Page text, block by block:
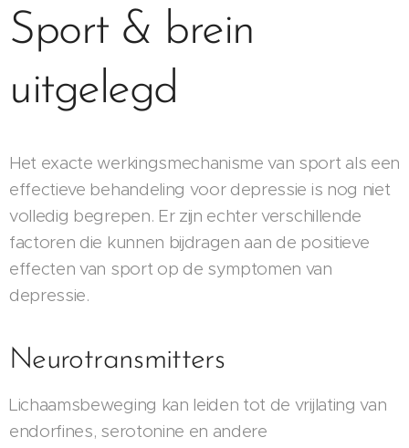
Sport & brein
uitgelegd
Het exacte werkingsmechanisme van sport als een
effectieve behandeling voor depressie is nog niet
volledig begrepen. Er zijn echter verschillende
factoren die kunnen bijdragen aan de positieve
effecten van sport op de symptomen van
depressie.
Neurotransmitters
Lichaamsbeweging kan leiden tot de vrijlating van
endorfines, serotonine en andere